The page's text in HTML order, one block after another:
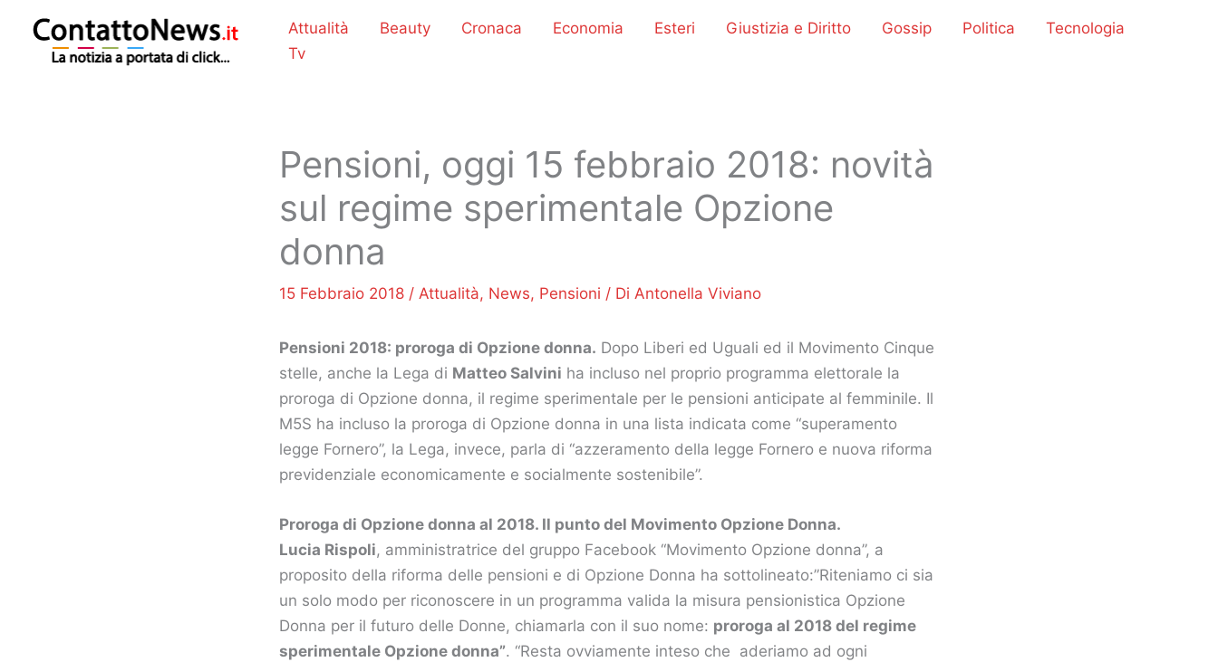
contenuto
Attualità Beauty Cronaca Economia Esteri Giustizia e Diritto Gossip Politica
Tecnologia
Tv
Pensioni, oggi 15 febbraio 2018: novità
sul regime sperimentale Opzione
donna
15 Febbraio 2018 / Attualità, News, Pensioni / Di Antonella Viviano
Pensioni 2018: proroga di Opzione donna. Dopo Liberi ed Uguali ed il Movimento Cinque
stelle, anche la Lega di Matteo Salvini ha incluso nel proprio programma elettorale la
proroga di Opzione donna, il regime sperimentale per le pensioni anticipate al femminile. Il
M5S ha incluso la proroga di Opzione donna in una lista indicata come “superamento
legge Fornero”, la Lega, invece, parla di “azzeramento della legge Fornero e nuova riforma
previdenziale economicamente e socialmente sostenibile”.
Proroga di Opzione donna al 2018. Il punto del Movimento Opzione Donna.
Lucia Rispoli, amministratrice del gruppo Facebook “Movimento Opzione donna”, a
proposito della riforma delle pensioni e di Opzione Donna ha sottolineato:”Riteniamo ci sia
un solo modo per riconoscere in un programma valida la misura pensionistica Opzione
Donna per il futuro delle Donne, chiamarla con il suo nome: proroga al 2018 del regime
sperimentale Opzione donna”. “Resta ovviamente inteso che aderiamo ad ogni